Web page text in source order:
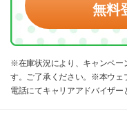
無料
※在庫状況により、キャンペー
す。ご了承ください。※本ウェ
電話にてキャリアアドバイザー